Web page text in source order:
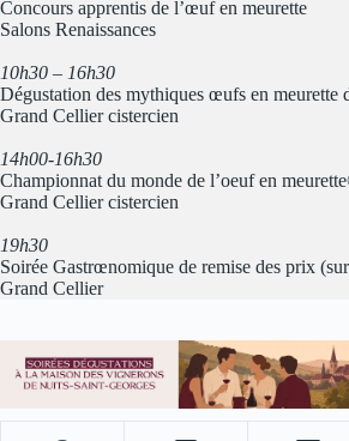
Concours apprentis de l’œuf en meurette
Salons Renaissances
10h30 – 16h30
Dégustation des mythiques œufs en meurette
Grand Cellier cistercien
14h00-16h30
Championnat du monde de l’oeuf en
Grand Cellier cistercien
19h30
Soirée Gastrœnomique de remise des prix
Grand Cellier